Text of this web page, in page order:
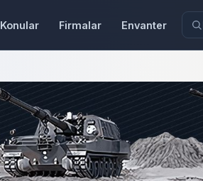
Konular Firmalar Envanter